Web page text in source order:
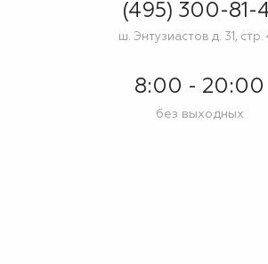
(495) 300-81-
ш. Энтузиастов д. 31, стр.
8:00 - 20:00
без выходных